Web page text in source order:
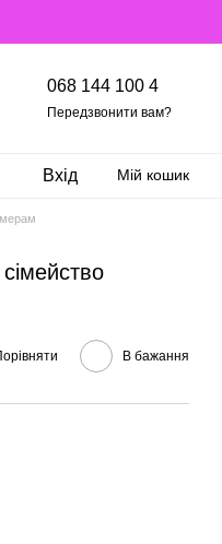
068 144 100 4
Передзвонити вам?
Вхід Мій кошик
В бажання